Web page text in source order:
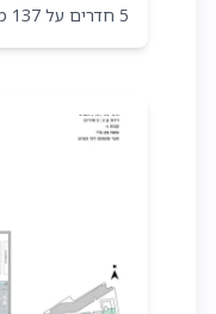
5 חדרים על 137 מ"ר + גינה